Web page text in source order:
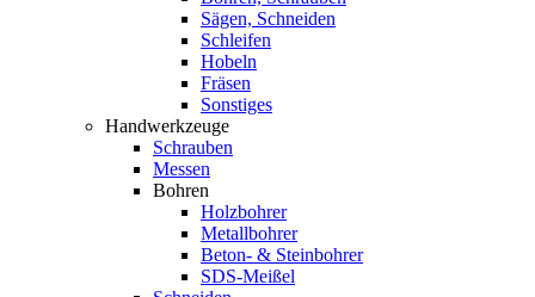
Sägen, Schneiden
Schleifen
Hobeln
Fräsen
Sonstiges
Handwerkzeuge
Schrauben
Messen
Bohren
Holzbohrer
Metallbohrer
Beton- & Steinbohrer
SDS-Meißel